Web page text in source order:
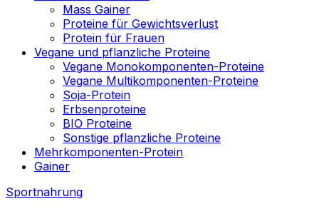
Mass Gainer
Proteine für Gewichtsverlust
Protein für Frauen
Vegane und pflanzliche Proteine
Vegane Monokomponenten-Proteine
Vegane Multikomponenten-Proteine
Soja-Protein
Erbsenproteine
BIO Proteine
Sonstige pflanzliche Proteine
Mehrkomponenten-Protein
Gainer
Sportnahrung